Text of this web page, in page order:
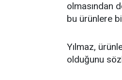
olmasından
bu ürünlere
Yılmaz,
olduğunu